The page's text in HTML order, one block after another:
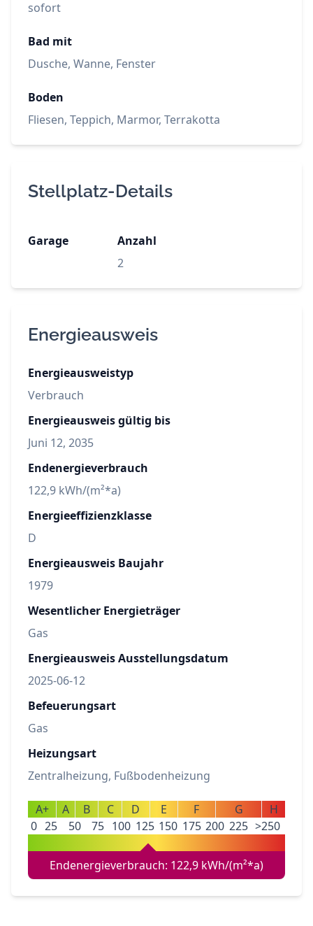
sofort
Bad mit
Dusche, Wanne, Fenster
Boden
Fliesen, Teppich, Marmor, Terrakotta
Stellplatz-Details
Garage
Anzahl
2
Energieausweis
Energieausweistyp
Verbrauch
Energieausweis gültig bis
Juni 12, 2035
Endenergieverbrauch
122,9 kWh/(m²*a)
Energieeffizienzklasse
D
Energieausweis Baujahr
1979
Wesentlicher Energieträger
Gas
Energieausweis Ausstellungsdatum
2025-06-12
Befeuerungsart
Gas
Heizungsart
Zentralheizung, Fußbodenheizung
A+ A B C D E F G
H
0 25 50 75 100 125 150 175 200 225 >250
Endenergieverbrauch: 122,9 kWh/(m²*a)